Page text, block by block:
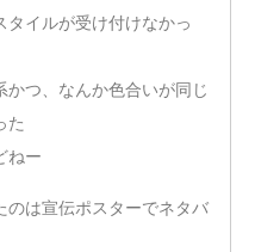
タイルが受け付けなかっ
かつ、なんか色合いが同じ
た
ねー
のは宣伝ポスターでネタバ